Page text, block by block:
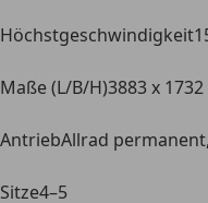
Höchstgeschwindigkeit
Maße (L/B/H)3883 x
AntriebAllrad
Sitze4–5